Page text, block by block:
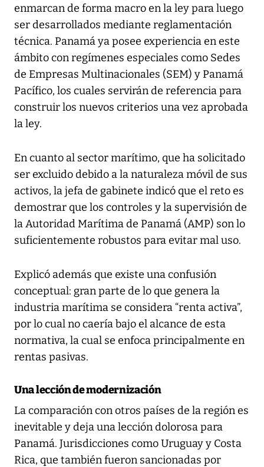
enmarcan de forma macro en la ley para luego
ser desarrollados mediante reglamentación
técnica. Panamá ya posee experiencia en este
ámbito con regímenes especiales como Sedes
de Empresas Multinacionales (SEM) y Panamá
Pacífico, los cuales servirán de referencia para
construir los nuevos criterios una vez aprobada
la ley.
En cuanto al sector marítimo, que ha solicitado
ser excluido debido a la naturaleza móvil de sus
activos, la jefa de gabinete indicó que el reto es
demostrar que los controles y la supervisión de
la Autoridad Marítima de Panamá (AMP) son lo
suficientemente robustos para evitar mal uso.
Explicó además que existe una confusión
conceptual: gran parte de lo que genera la
industria marítima se considera “renta activa”,
por lo cual no caería bajo el alcance de esta
normativa, la cual se enfoca principalmente en
rentas pasivas.
Una lección de modernización
La comparación con otros países de la región es
inevitable y deja una lección dolorosa para
Panamá. Jurisdicciones como Uruguay y Costa
Rica, que también fueron sancionadas por